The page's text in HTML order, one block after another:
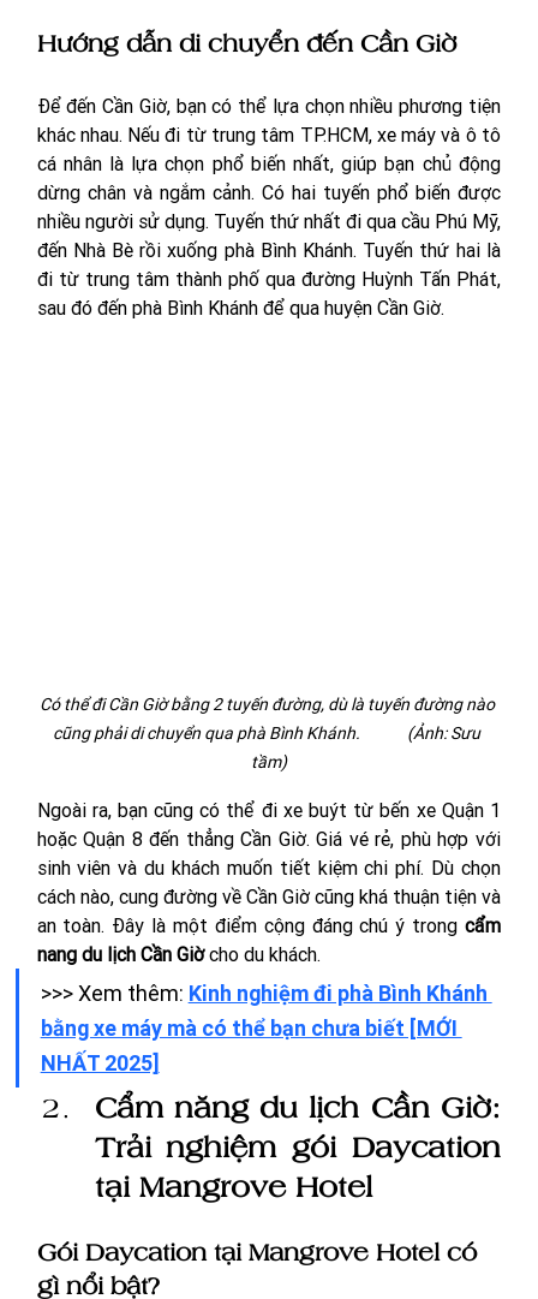
Hướng dẫn di chuyển đến Cần Giờ
Để đến Cần Giờ, bạn có thể lựa chọn nhiều phương tiện
khác nhau. Nếu đi từ trung tâm TP.HCM, xe máy và ô tô
cá nhân là lựa chọn phổ biến nhất, giúp bạn chủ động
dừng chân và ngắm cảnh. Có hai tuyến phổ biến được
nhiều người sử dụng. Tuyến thứ nhất đi qua cầu Phú Mỹ,
đến Nhà Bè rồi xuống phà Bình Khánh. Tuyến thứ hai là
đi từ trung tâm thành phố qua đường Huỳnh Tấn Phát,
sau đó đến phà Bình Khánh để qua huyện Cần Giờ.
Có thể đi Cần Giờ bằng 2 tuyến đường, dù là tuyến đường nào
cũng phải di chuyển qua phà Bình Khánh.             (Ảnh: Sưu
tầm)
Ngoài ra, bạn cũng có thể đi xe buýt từ bến xe Quận 1
hoặc Quận 8 đến thẳng Cần Giờ. Giá vé rẻ, phù hợp với
sinh viên và du khách muốn tiết kiệm chi phí. Dù chọn
cách nào, cung đường về Cần Giờ cũng khá thuận tiện và
an toàn. Đây là một điểm cộng đáng chú ý trong cẩm
nang du lịch Cần Giờ cho du khách.
>>> Xem thêm: Kinh nghiệm đi phà Bình Khánh
bằng xe máy mà có thể bạn chưa biết [MỚI
NHẤT 2025]
Cẩm năng du lịch Cần Giờ:
Trải nghiệm gói Daycation
tại Mangrove Hotel
Gói Daycation tại Mangrove Hotel có
gì nổi bật?